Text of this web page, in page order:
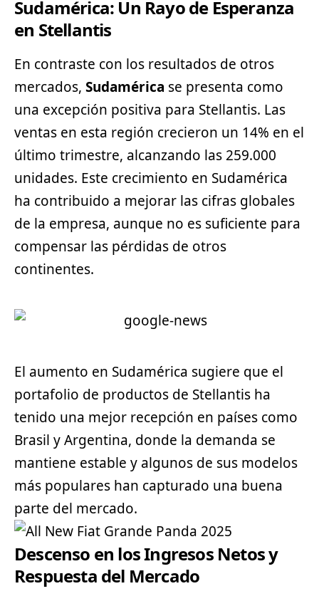
Sudamérica: Un Rayo de Esperanza
en Stellantis
En contraste con los resultados de otros
mercados, Sudamérica se presenta como
una excepción positiva para Stellantis. Las
ventas en esta región crecieron un 14% en el
último trimestre, alcanzando las 259.000
unidades. Este crecimiento en Sudamérica
ha contribuido a mejorar las cifras globales
de la empresa, aunque no es suficiente para
compensar las pérdidas de otros
continentes.
El aumento en Sudamérica sugiere que el
portafolio de productos de Stellantis ha
tenido una mejor recepción en países como
Brasil y Argentina, donde la demanda se
mantiene estable y algunos de sus modelos
más populares han capturado una buena
parte del mercado.
Descenso en los Ingresos Netos y
Respuesta del Mercado